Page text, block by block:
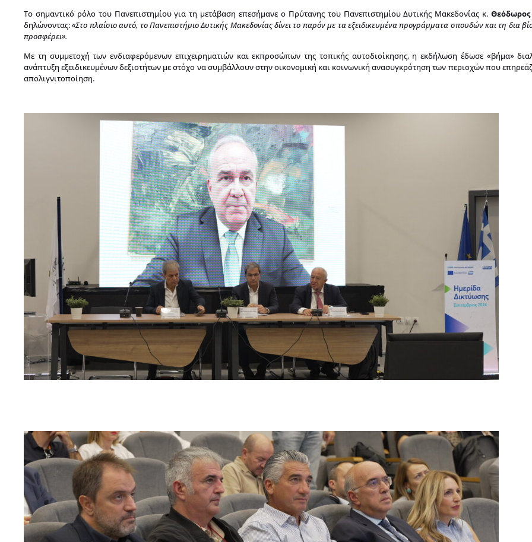
Το σημαντικό ρόλο του Πανεπιστημίου για τη μετάβαση επεσήμανε ο Πρύτανης του Πανεπιστημίου Δυτικής Μακεδονίας κ.Θεόδωρος
δηλώνοντας:«Στο πλαίσιο αυτό, το Πανεπιστήμιο Δυτικής Μακεδονίας δίνει το παρόν με τα εξειδικευμένα προγράμματα σπουδών και τη δια
προσφέρει».
Με τη συμμετοχή των ενδιαφερόμενων επιχειρηματιών και εκπροσώπων της τοπικής αυτοδιοίκησης, η εκδήλωση έδωσε «βήμα»
ανάπτυξη εξειδικευμένων δεξιοτήτων με στόχο να συμβάλλουν στην οικονομική και κοινωνική ανασυγκρότηση των περιοχών που
απολιγνιτοποίηση.